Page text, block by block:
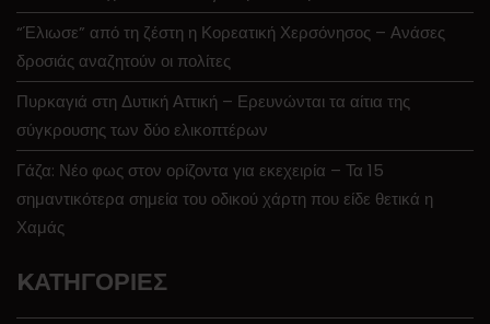
“Έλιωσε” από τη ζέστη η Κορεατική Χερσόνησος – Ανάσες
δροσιάς αναζητούν οι πολίτες
Πυρκαγιά στη Δυτική Αττική – Ερευνώνται τα αίτια της
σύγκρουσης των δύο ελικοπτέρων
Γάζα: Νέο φως στον ορίζοντα για εκεχειρία – Τα 15
σημαντικότερα σημεία του οδικού χάρτη που είδε θετικά η
Χαμάς
KΑΤΗΓΟΡΊΕΣ